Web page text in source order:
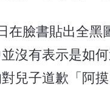
在臉書貼出全
沒有表示是如
兒子道歉「阿摸